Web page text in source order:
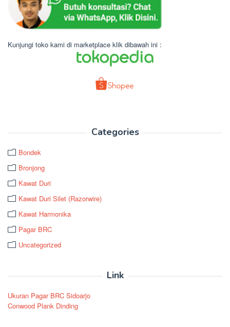
Kunjungi toko kami di marketplace klik dibawah ini :
Categories
Bondek
Bronjong
Kawat Duri
Kawat Duri Silet (Razorwire)
Kawat Harmonika
Pagar BRC
Uncategorized
Link
Ukuran Pagar BRC Sidoarjo
Conwood Plank Dinding